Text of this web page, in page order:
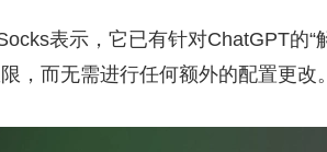
表示，它已有针对ChatGPT的
，而无需进行任何额外的配置更改。